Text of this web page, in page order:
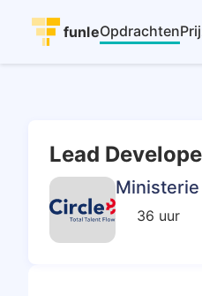
funleOpdrachten
Lead
36 uur